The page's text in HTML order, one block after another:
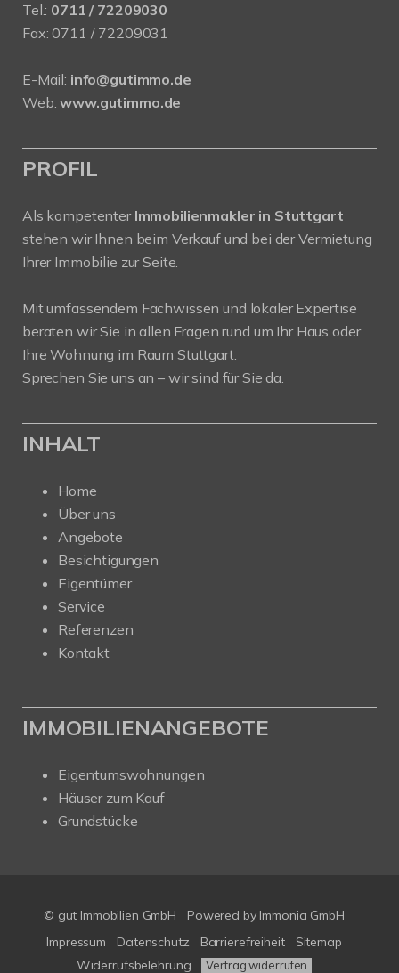
Tel.: 0711 / 72209030
Fax: 0711 / 72209031
E-Mail: info@gutimmo.de
Web:www.gutimmo.de
PROFIL
Als kompetenter Immobilienmakler in Stuttgart
stehen wir Ihnen beim Verkauf und bei der Vermietung
Ihrer Immobilie zur Seite.
Mit umfassendem Fachwissen und lokaler Expertise
beraten wir Sie in allen Fragen rund um Ihr Haus oder
Ihre Wohnung im Raum Stuttgart.
Sprechen Sie uns an – wir sind für Sie da.
INHALT
Home
Über uns
Angebote
Besichtigungen
Eigentümer
Service
Referenzen
Kontakt
IMMOBILIENANGEBOTE
Eigentumswohnungen
Häuser zum Kauf
Grundstücke
© gut Immobilien GmbH Powered by Immonia GmbH
Impressum
Datenschutz Barrierefreiheit
Sitemap
Widerrufsbelehrung
Vertrag widerrufen